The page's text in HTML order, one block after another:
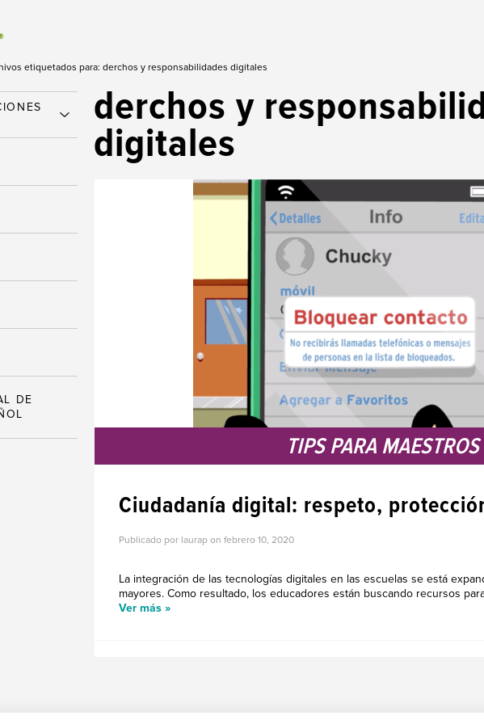
etiquetados para: derchos y responsabilidades digitales
derchos y
digitales
TIPS PARA MAESTROS
Ciudadanía digital: respeto,
Publicado por laurap on febrero 10, 2020
La integración de las tecnologías digitales en las escuelas se está
mayores. Como resultado, los educadores están buscando recursos
Ver más »
DE